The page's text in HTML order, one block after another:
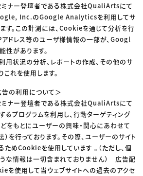
ミナー登壇者である株式会社QualiArtsにて
Inc.のGoogle Analyticsを利用してサ
す。この計測には、Cookieを通じて分析を行
アドレス等のユーザ様情報の一部が、Googl
があります。
用状況の分析、レポートの作成、その他のサ
れを使用します。
の利用について＞
ミナー登壇者である株式会社QualiArtsにて
プログラムを利用し、行動ターゲティング
をもとにユーザーの興味・関心にあわせて
を行っております。その際、ユーザーのサイト
めCookieを使用しています 。（ただし、個
うな情報は一切含まれておりません） 広告配
を使用して当ウェブサイトへの過去のアクセ